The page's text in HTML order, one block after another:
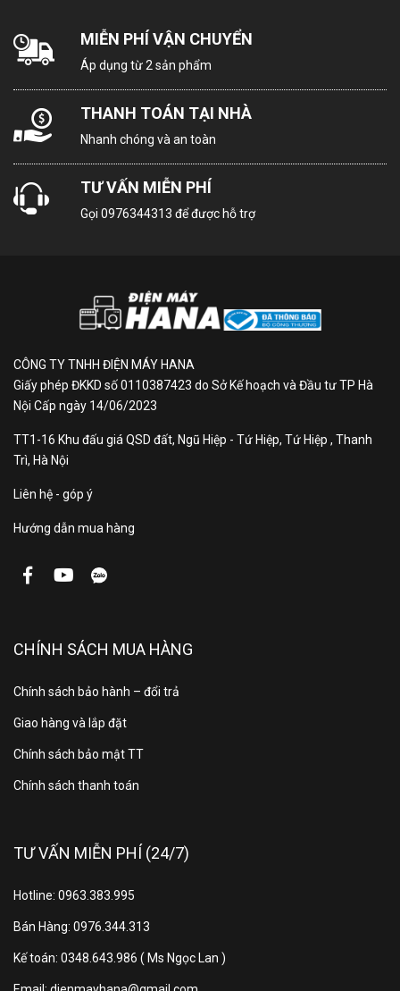
MIỄN PHÍ VẬN CHUYỂN
Áp dụng từ 2 sản phẩm
THANH TOÁN TẠI NHÀ
Nhanh chóng và an toàn
TƯ VẤN MIỄN PHÍ
Gọi 0976344313 để được hỗ trợ
CÔNG TY TNHH ĐIỆN MÁY HANA
Giấy phép ĐKKD số 0110387423 do Sở Kế hoạch và Đầu tư TP Hà
Nội Cấp ngày 14/06/2023
TT1-16 Khu đấu giá QSD đất, Ngũ Hiệp - Tứ Hiệp, Tứ Hiệp , Thanh
Trì, Hà Nội
Liên hệ - góp ý
Hướng dẫn mua hàng
CHÍNH SÁCH MUA HÀNG
Chính sách bảo hành – đổi trả
Giao hàng và lắp đặt
Chính sách bảo mật TT
Chính sách thanh toán
TƯ VẤN MIỄN PHÍ (24/7)
Hotline: 0963.383.995
Bán Hàng: 0976.344.313
Kế toán: 0348.643.986 ( Ms Ngọc Lan )